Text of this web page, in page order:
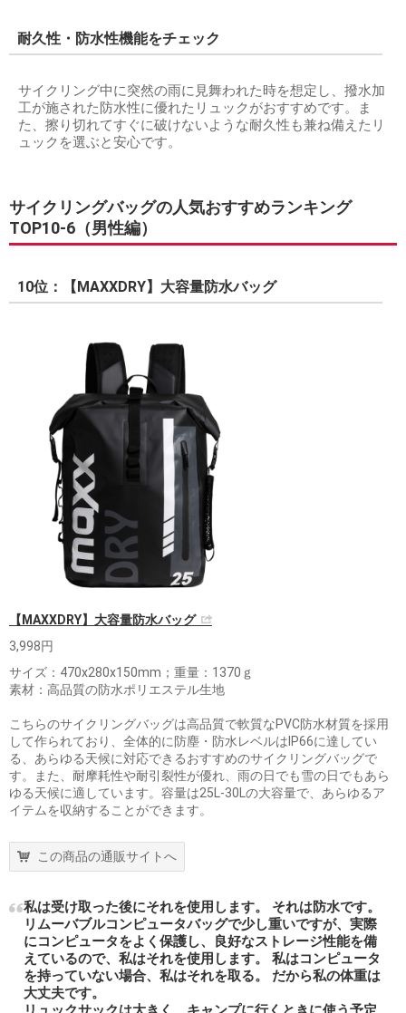
耐久性・防水性機能をチェック
サイクリング中に突然の雨に見舞われた時を想定し、撥水加
工が施された防水性に優れたリュックがおすすめです。ま
た、擦り切れてすぐに破けないような耐久性も兼ね備えたリ
ュックを選ぶと安心です。
サイクリングバッグの人気おすすめランキング
TOP10-6（男性編）
10位：【MAXXDRY】大容量防水バッグ
【MAXXDRY】大容量防水バッグ
3,998円
サイズ：470x280x150mm；重量：1370ｇ
素材：高品質の防水ポリエステル生地
こちらのサイクリングバッグは高品質で軟質なPVC防水材質を採用
して作られており、全体的に防塵・防水レベルはIP66に達してい
る、あらゆる天候に対応できるおすすめのサイクリングバッグで
す。また、耐摩耗性や耐引裂性が優れ、雨の日でも雪の日でもあら
ゆる天候に適しています。容量は25L-30Lの大容量で、あらゆるア
イテムを収納することができます。
この商品の通販サイトへ
私は受け取った後にそれを使用します。 それは防水です。
リムーバブルコンピュータバッグで少し重いですが、実際
にコンピュータをよく保護し、良好なストレージ性能を備
えているので、私はそれを使用します。 私はコンピュータ
を持っていない場合、私はそれを取る。 だから私の体重は
大丈夫です。